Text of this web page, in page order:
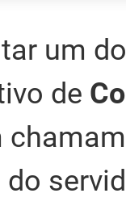
um
de